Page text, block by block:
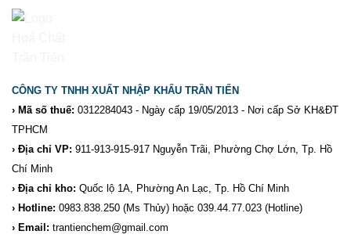
CÔNG TY TNHH XUẤT NHẬP KHẨU TRẦN TIẾN
› Mã số thuế: 0312284043 - Ngày cấp 19/05/2013 - Nơi cấp Sở KH&ĐT
TPHCM
› Địa chỉ VP: 911-913-915-917 Nguyễn Trãi, Phường Chợ Lớn, Tp. Hồ
Chí Minh
› Địa chỉ kho: Quốc lộ 1A, Phường An Lạc, Tp. Hồ Chí Minh
› Hotline: 0983.838.250(Ms Thủy) hoặc 039.44.77.023(Hotline)
› Email: trantienchem@gmail.com